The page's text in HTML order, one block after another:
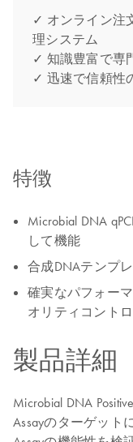
✓ オンライン注
理システム
✓ 知識豊富で専
✓ 迅速で信頼性
特徴
Microbial DNA
して機能
合成DNAテンプ
確実なパフォー
オリティコント
製品詳細
Microbial DNA
Assayのターゲット